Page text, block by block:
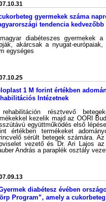
gyermekek száma
tendencia
diabéteszes gyermekek
akárcsak a nyugat-
egységes
1 M forint értékben
Intézetnek
résztvevő
kezelik majd az OORI
együttműködés első
értékben termékeket
sérült betegek számára.
vezető és Dr. Ari Lajos
András a paraplék osztály
diabétesz évében
Program”, amely a